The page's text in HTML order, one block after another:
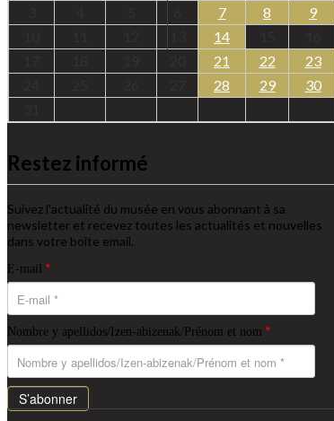
7 8
9
14
21 22
23
28 29
30
Restez informé
Suivez l'actualité du musée en vous abonnant à sa
newsletter et recevez toutes les actualités et nouvelles
dans votre boîte email.
E-mail *
Nombre y apellidos/Izen-abizenak/Prénom et nom *
S’abonner